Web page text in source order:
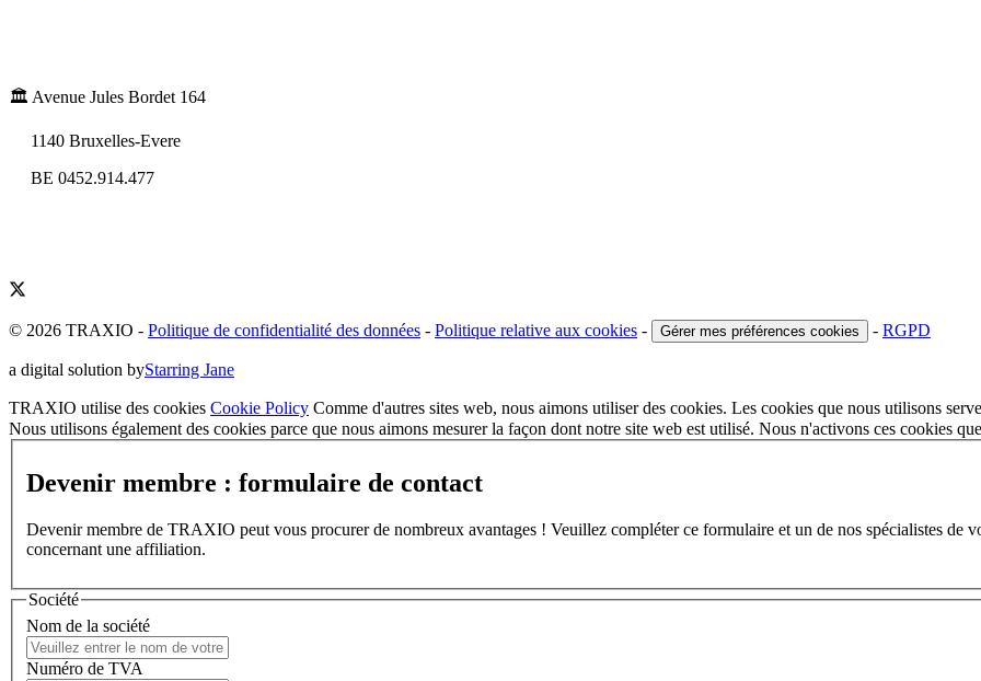
🏛️ Avenue Jules Bordet 164
1140 Bruxelles-Evere
BE 0452.914.477
© 2026 TRAXIO - Politique de confidentialité des données - Politique relative aux cookies - Gérer mes préférences cookies - RGPD
a digital solution byStarring Jane
TRAXIO utilise des cookies Cookie Policy Comme d'autres sites web, nous aimons utiliser des cookies. Les cookies que nous utilisons
Nous utilisons également des cookies parce que nous aimons mesurer la façon dont notre site web est utilisé. Nous n'activons ces cookies
Devenir membre : formulaire de contact
Devenir membre de TRAXIO peut vous procurer de nombreux avantages ! Veuillez compléter ce formulaire et un de nos spécialistes de
concernant une affiliation.
Société
Nom de la société
Numéro de TVA